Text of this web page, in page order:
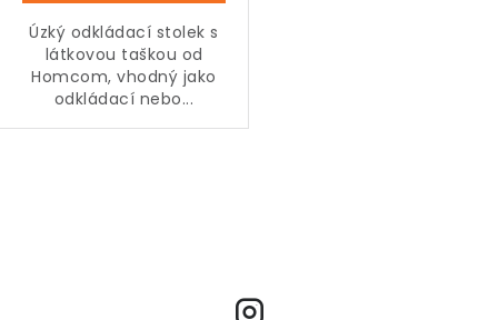
Úzký odkládací stolek s
látkovou taškou od
Homcom, vhodný jako
odkládací nebo...